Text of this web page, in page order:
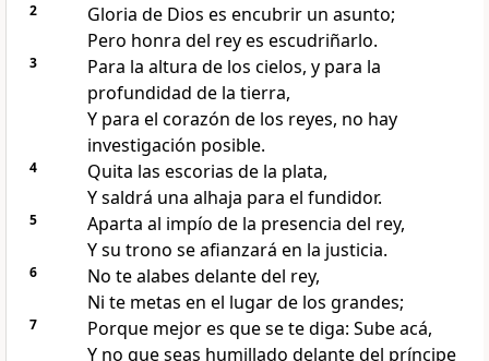
2
Gloria de Dios es encubrir un asunto;
Pero honra del rey es escudriñarlo.
3
Para la altura de los cielos, y para la
profundidad de la tierra,
Y para el corazón de los reyes, no hay
investigación posible.
4
Quita las escorias de la plata,
Y saldrá una alhaja para el fundidor.
5
Aparta al impío de la presencia del rey,
Y su trono se afianzará en la justicia.
6
No te alabes delante del rey,
Ni te metas en el lugar de los grandes;
7
Porque mejor es que se te diga: Sube acá,
Y no que seas humillado delante del príncipe